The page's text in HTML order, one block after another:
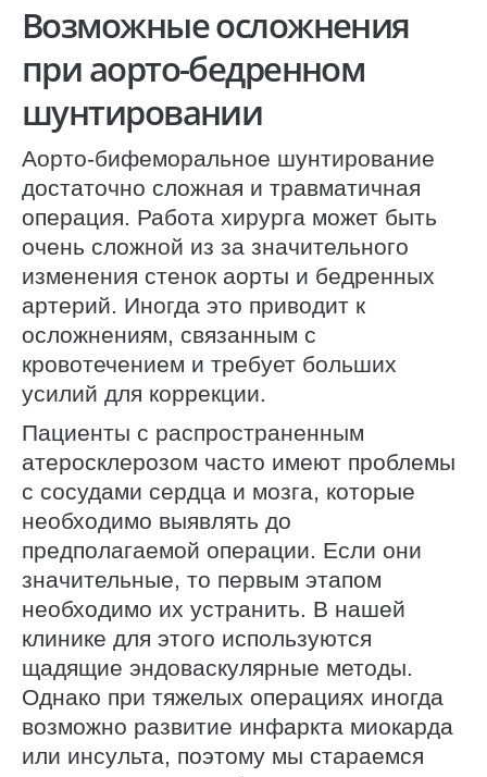
Возможные осложнения
при аорто-бедренном
шунтировании
Аорто-бифеморальное шунтирование
достаточно сложная и травматичная
операция. Работа хирурга может быть
очень сложной из за значительного
изменения стенок аорты и бедренных
артерий. Иногда это приводит к
осложнениям, связанным с
кровотечением и требует больших
усилий для коррекции.
Пациенты с распространенным
атеросклерозом часто имеют проблемы
с сосудами сердца и мозга, которые
необходимо выявлять до
предполагаемой операции. Если они
значительные, то первым этапом
необходимо их устранить. В нашей
клинике для этого используются
щадящие эндоваскулярные методы.
Однако при тяжелых операциях иногда
возможно развитие инфаркта миокарда
или инсульта, поэтому мы стараемся